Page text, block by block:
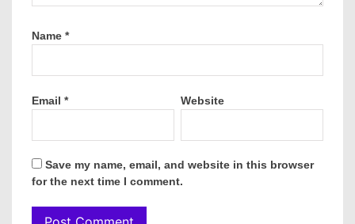
Name *
Email * Website
Save my name, email, and website in this browser
for the next time I comment.